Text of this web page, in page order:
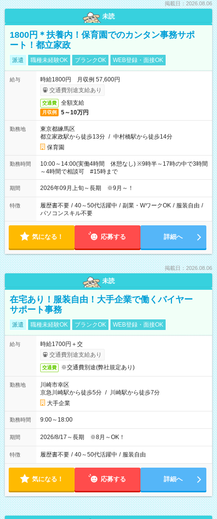
掲載日：2026.08.06
未読
1800円＊扶養内！保育園でのカンタン事務サポ
ート！都立家政
派遣 職種未経験OK ブランクOK WEB登録・面接OK
給与
時給1800円 月収例 57,600円
交通費別途支給あり
交通費 全額支給
月収例 5～10万円
勤務地
東京都練馬区
都立家政駅から徒歩13分 / 中村橋駅から徒歩14分
保育園
勤務時間
10:00～14:00(実働4時間 休憩なし) ※9時半～17時の中で3時間
～4時間で相談可 #15時まで
期間 2026年09月上旬～長期 ※9月～！
特徴 履歴書不要 / 40～50代活躍中 / 副業・WワークOK / 服装自由 /
パソコンスキル不要
気になる！ 応募する 詳細へ
掲載日：2026.08.06
未読
在宅あり！服装自由！大手企業で働くバイヤー
サポート事務
派遣 職種未経験OK ブランクOK WEB登録・面接OK
給与
時給1700円＋交
交通費別途支給あり
交通費 ※交通費別途(弊社規定あり)
勤務地
川崎市幸区
京急川崎駅から徒歩5分 / 川崎駅から徒歩7分
大手企業
勤務時間 9:00～18:00
期間 2026/8/17～長期 ※8月～OK！
特徴 履歴書不要 / 40～50代活躍中 / 服装自由
気になる！ 応募する 詳細へ